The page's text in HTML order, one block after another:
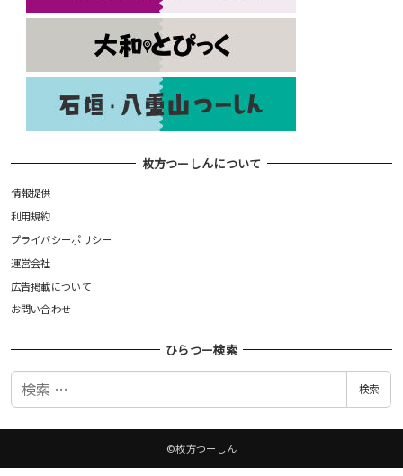
枚方つーしんについて
情報提供
利用規約
プライバシーポリシー
運営会社
広告掲載について
お問い合わせ
ひらつー検索
検
検索
©枚方つーしん